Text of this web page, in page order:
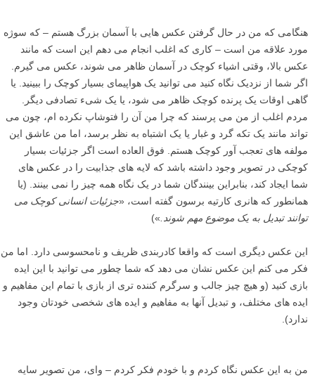
در اینجا سوژه کلیسای سنت پل، در مرکز تصویر است. اما در اطراف آن
ساختمان ها، خیابان ها، ماشین ها، و غیره قرار دارند. وقتی شما برای اولین
بار تصویر را می بینید، تمام آن جزئیات دیگر یکی شده، و یک کادر طبیعی
برای کلیسا ایجاد می کنند. اما پس از آن به تدریج شما شروع به دیدن جزئیات
می کنید، بنابراین تصویر تبدیل به یک چیز کاملا متفاوت می شود.
این عکس مثال خوبی است که شما چطور می توانید از کادربندی برای ایجاد
نظم و ترتیب برای یک صحنه بسیار شلوغ استفاده کنید، و به بیننده راهی به
سوی عکس بدهید. همچنین مثال خوبی از نحوه حرکت چشم شما در اطراف
یک تصویر است.
کادر یک طرفه
ایجاد یک کادر یک طرفه امکان پذیر است، و خوب عمل می کند! در زیر، با
وجود این که شاخ و برگ ها تنها در پایین عکس هستند، اما یک اثر پایه عالی
ایجاد می کنند، و چشم ها را رو به بالا به سمت ماه و مجسمه آزادی می